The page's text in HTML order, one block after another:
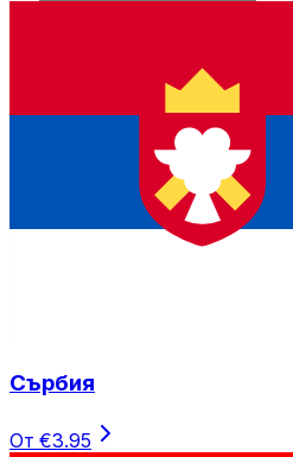
Сърбия
От €3.95